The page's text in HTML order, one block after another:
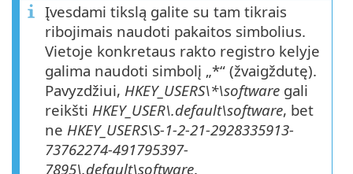
Įvesdami tikslą galite su tam tikrais
ribojimais naudoti pakaitos simbolius.
Vietoje konkretaus rakto registro kelyje
galima naudoti simbolį „*“ (žvaigždutę).
Pavyzdžiui, HKEY_USERS\*\software gali
reikšti HKEY_USER\.default\software, bet
ne HKEY_USERS\S-1-2-21-2928335913-
73762274-491795397-
7895\.default\software.